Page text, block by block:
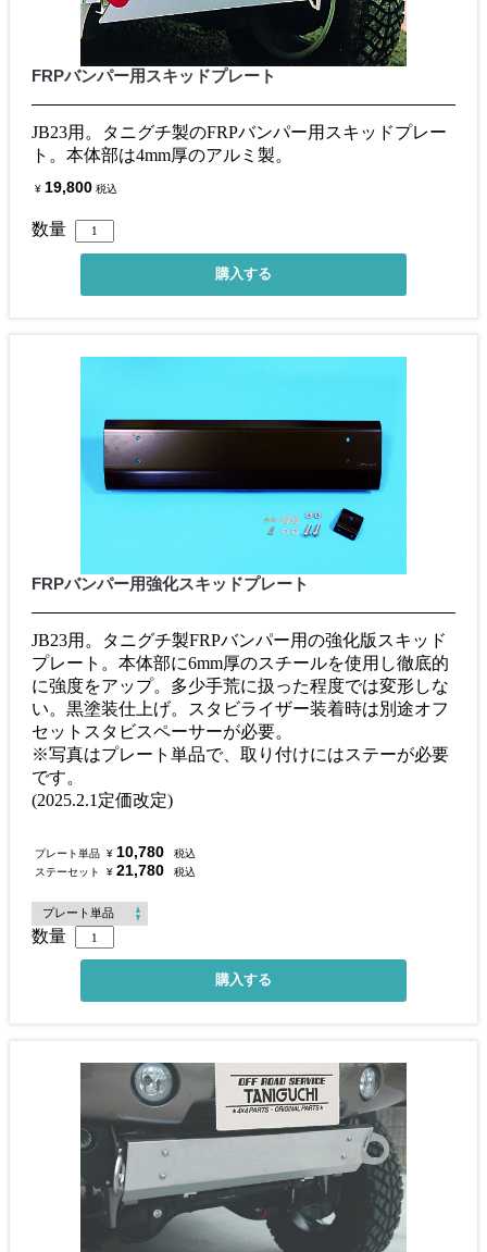
FRPバンパー用スキッドプレート
JB23用。タニグチ製のFRPバンパー用スキッドプレー
ト。本体部は4mm厚のアルミ製。
¥ 19,800 税込
数量
FRPバンパー用強化スキッドプレート
JB23用。タニグチ製FRPバンパー用の強化版スキッド
プレート。本体部に6mm厚のスチールを使用し徹底的
に強度をアップ。多少手荒に扱った程度では変形しな
い。黒塗装仕上げ。スタビライザー装着時は別途オフ
セットスタビスペーサーが必要。
※写真はプレート単品で、取り付けにはステーが必要
です。
(2025.2.1定価改定)
プレート単品 ¥ 10,780
税込
ステーセット
¥ 21,780 税込
数量